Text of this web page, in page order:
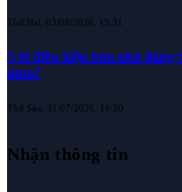
Thứ Hai, 03/08/2026, 15:31
Nới điều kiện bán nhà đang
mua?
Thứ Sáu, 31/07/2026, 16:50
Nhận thông tin